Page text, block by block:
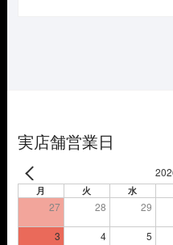
実店舗営業日
月 火 水
27 28 29
3 4 5